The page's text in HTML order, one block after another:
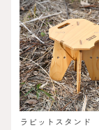
ラビットスタンド